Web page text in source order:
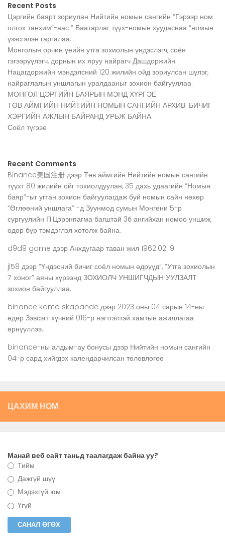
Recent Posts
Цэргийн баярт зориулан Нийтийн номын сангийн “Гэрээр ном
олгох танхим”-аас ” Баатарлаг түүх-номын хуудаснаа “номын
үзэсгэлэн гаргалаа.
Монголын орчин үеийн утга зохиолын үндэслэгч, соён
гэгээрүүлэгч, дорнын их яруу найрагч Дашдоржийн
Нацагдоржийн мэндэлсний 120 жилийн ойд зориулсан шүлэг,
найраглалын уншлагын уралдааныг зохион байгууллаа.
МОНГОЛ ЦЭРГИЙН БАЯРЫН МЭНД ХҮРГЭЕ
ТӨВ АЙМГИЙН НИЙТИЙН НОМЫН САНГИЙН АРХИВ-БИЧИГ
ХЭРГИЙН АЖЛЫН БАЙРАНД УРЬЖ БАЙНА.
Соёл түгээе
Recent Comments
Binance美国注册 дээр Төв аймгийн Нийтийн номын сангийн
түүхт 80 жилийн ойг тохиолдуулан, 35 дахь удаагийн “Номын
баяр”-ыг угтан зохион байгуулагдаж буй номын сайн нөхөр
“Өглөөний уншлага” -д Зуунмод сумын Монгени 5-р
сургуулийн П.Цэрэнпагма багштай 3б ангийхан номоо уншиж,
өдөр бүр тэмдэглэл хөтөлж байна.
d9d9 game дээр Анхдугаар таван жил 1962.02.19
jl58 дээр “Үндэсний бичиг соёл номын өдрүүд”, “Утга зохиолын
7 хоног” аяны хүрээнд ЗОХИОЛЧ УНШИГЧДЫН УУЛЗАЛТ
зохион байгууллаа.
binance konto skapande дээр 2023 оны 04 сарын 14-ны
өдөр Зэвсэгт хүчний 016-р нэгтгэлтэй хамтын ажиллагаа
өрнүүллээ.
binance-ны алдым-ау бонусы дээр Нийтийн номын сангийн
04-р сард хийгдэх календарчилсан төлөвлөгөө
ЦАХИМ НОМ
Манай веб сайт таньд таалагдаж байна уу?
Тийм
Дажгүй шүү
Мэдэхгүй юм
Үгүй